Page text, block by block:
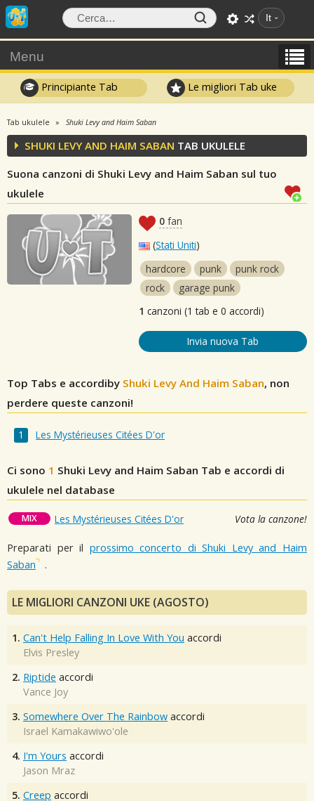
It
Menu
Principiante Tab Le migliori Tab uke
Tab ukulele Shuki Levy and Haim Saban
SHUKI LEVY AND HAIM SABAN TAB UKULELE
Suona canzoni di Shuki Levy and Haim Saban sul tuo
ukulele
0 fan
(Stati Uniti)
hardcore
punk
punk rock
rock
garage punk
1 canzoni (1 tab e 0 accordi)
Invia nuova Tab
Top Tabs e accordiby Shuki Levy And Haim Saban, non
perdere queste canzoni!
Les Mystérieuses Citées D'or
Ci sono 1 Shuki Levy and Haim Saban Tab e accordi di
ukulele nel database
MIX Les Mystérieuses Citées D'or Vota la canzone!
Preparati per il prossimo concerto di Shuki Levy and Haim
Saban
.
LE MIGLIORI CANZONI UKE (AGOSTO)
1. Can't Help Falling In Love With You accordi
Elvis Presley
2. Riptide accordi
Vance Joy
3. Somewhere Over The Rainbow accordi
Israel Kamakawiwo'ole
4. I'm Yours accordi
Jason Mraz
5. Creep accordi